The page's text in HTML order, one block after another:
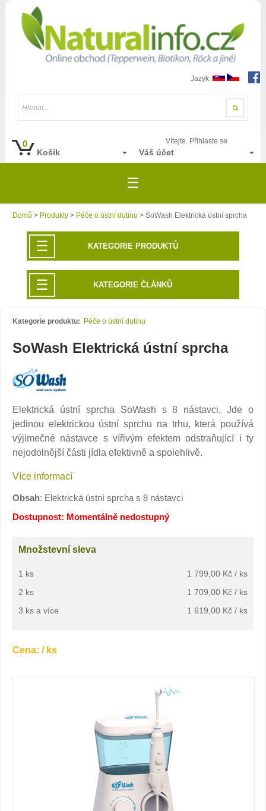
Jazyk:
Hledat...
0
Košík
Vítejte. Přihlaste se
Váš účet
☰
Domů > Produkty > Péče o ústní dutinu > SoWash Elektrická ústní sprcha
☰ KATEGORIE PRODUKTŮ
☰ KATEGORIE ČLÁNKŮ
Kategorie produktu: Péče o ústní dutinu
SoWash Elektrická ústní sprcha
Elektrická ústní sprcha SoWash s 8 nástavci. Jde o
jedinou elektrickou ústní sprchu na trhu, která používá
výjimečné nástavce s vířivým efektem odstraňující i ty
nejodolnější části jídla efektivně a spolehlivě.
Více informací
Obsah: Elektrická ústní sprcha s 8 nástavci
Dostupnost: Momentálně nedostupný
Množstevní sleva
1 ks
1 799,00 Kč / ks
2 ks
1 709,00 Kč / ks
3 ks a více
1 619,00 Kč / ks
Cena: / ks